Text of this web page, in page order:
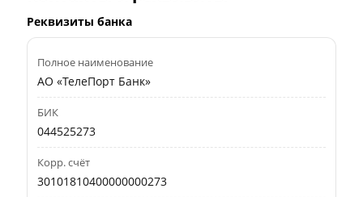
Реквизиты банка
Полное наименование
АО «ТелеПорт Банк»
БИК
044525273
Корр. счёт
30101810400000000273